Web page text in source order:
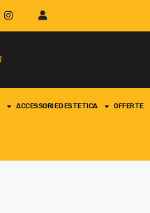
ACCESSORI ED ESTETICA OFFERTE